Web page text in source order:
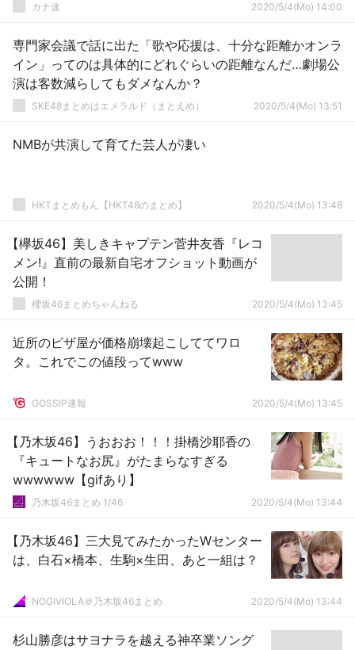
カナ速 2020/5/4(Mo) 14:00
専門家会議で話に出た「歌や応援は、十分な距離かオンラ
イン」ってのは具体的にどれぐらいの距離なんだ…劇場公
演は客数減らしてもダメなんか？
SKE48まとめはエメラルド（まとえめ） 2020/5/4(Mo) 13:51
NMBが共演して育てた芸人が凄い
HKTまとめもん【HKT48のまとめ】 2020/5/4(Mo) 13:48
【欅坂46】美しきキャプテン菅井友香『レコ
メン!』直前の最新自宅オフショット動画が
公開！
櫻坂46まとめちゃんねる 2020/5/4(Mo) 13:45
近所のピザ屋が価格崩壊起こしててワロ
タ。これでこの値段ってwww
GOSSIP速報 2020/5/4(Mo) 13:45
【乃木坂46】うおおお！！！掛橋沙耶香の
『キュートなお尻』がたまらなすぎる
wwwwww【gifあり】
乃木坂46まとめ 1/46 2020/5/4(Mo) 13:44
【乃木坂46】三大見てみたかったWセンター
は、白石×橋本、生駒×生田、あと一組は？
NOGIVIOLA＠乃木坂46まとめ 2020/5/4(Mo) 13:44
杉山勝彦はサヨナラを越える神卒業ソング